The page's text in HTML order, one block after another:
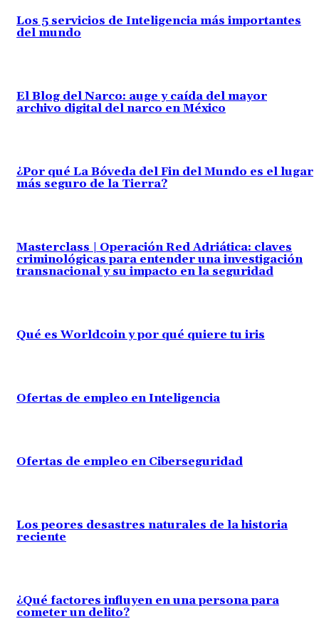
Los 5 servicios de Inteligencia más importantes
del mundo
El Blog del Narco: auge y caída del mayor
archivo digital del narco en México
¿Por qué La Bóveda del Fin del Mundo es el lugar
más seguro de la Tierra?
Masterclass | Operación Red Adriática: claves
criminológicas para entender una investigación
transnacional y su impacto en la seguridad
Qué es Worldcoin y por qué quiere tu iris
Ofertas de empleo en Inteligencia
Ofertas de empleo en Ciberseguridad
Los peores desastres naturales de la historia
reciente
¿Qué factores influyen en una persona para
cometer un delito?